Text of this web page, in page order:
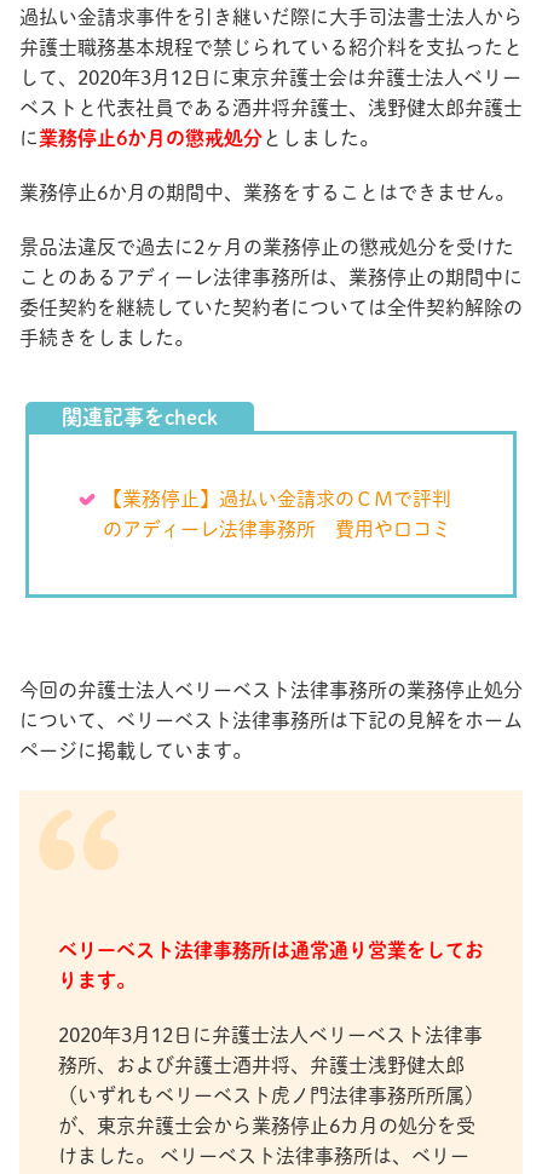
過払い金請求事件を引き継いだ際に大手司法書士法人から
弁護士職務基本規程で禁じられている紹介料を支払ったと
して、2020年3月12日に東京弁護士会は弁護士法人ベリー
ベストと代表社員である酒井将弁護士、浅野健太郎弁護士
に業務停止6か月の懲戒処分としました。
業務停止6か月の期間中、業務をすることはできません。
景品法違反で過去に2ヶ月の業務停止の懲戒処分を受けた
ことのあるアディーレ法律事務所は、業務停止の期間中に
委任契約を継続していた契約者については全件契約解除の
手続きをしました。
関連記事をcheck
【業務停止】過払い金請求のＣＭで評判
のアディーレ法律事務所 費用や口コミ
今回の弁護士法人ベリーベスト法律事務所の業務停止処分
について、ベリーベスト法律事務所は下記の見解をホーム
ページに掲載しています。
ベリーベスト法律事務所は通常通り営業をしてお
ります。
2020年3月12日に弁護士法人ベリーベスト法律事
務所、および弁護士酒井将、弁護士浅野健太郎
（いずれもベリーベスト虎ノ門法律事務所所属）
が、東京弁護士会から業務停止6カ月の処分を受
けました。 ベリーベスト法律事務所は、ベリー